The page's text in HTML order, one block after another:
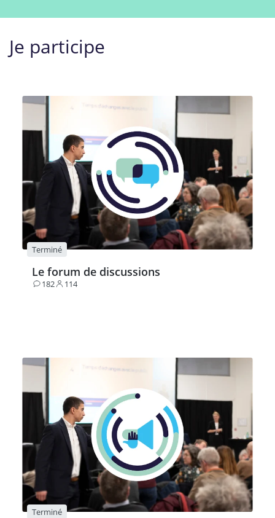
Je participe
Terminé
Le forum de discussions
182
Contributions
114
Participants
Terminé